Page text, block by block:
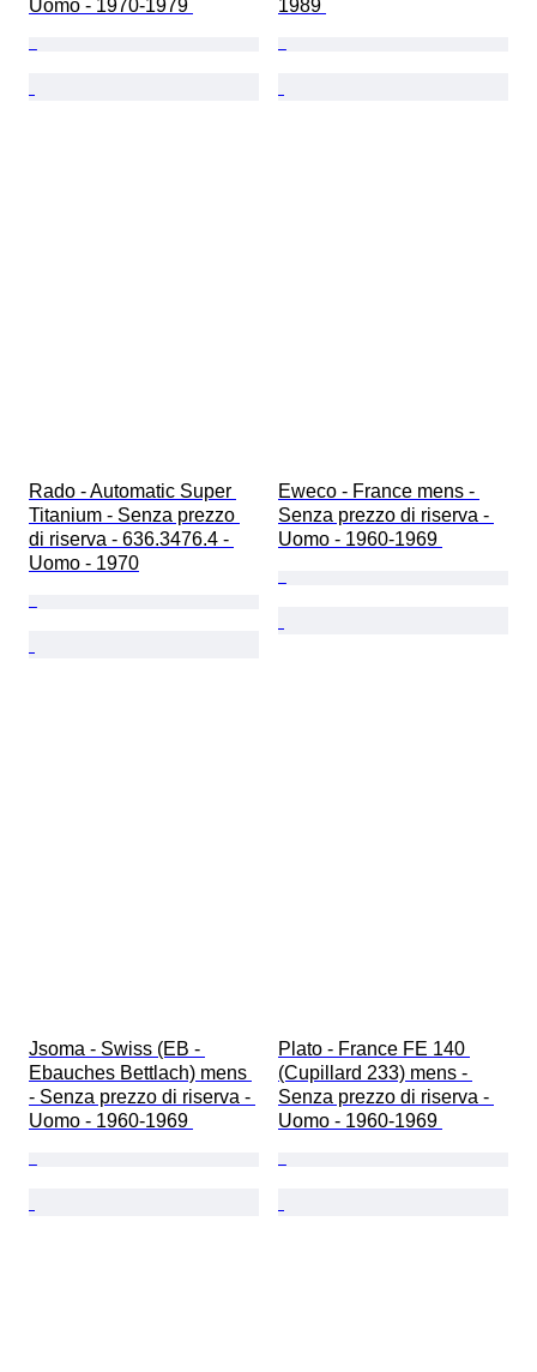
Uomo - 1970-1979 1989
Rado - Automatic Super
Titanium - Senza prezzo
di riserva - 636.3476.4 -
Uomo - 1970
Eweco - France mens -
Senza prezzo di riserva -
Uomo - 1960-1969
Jsoma - Swiss (EB -
Ebauches Bettlach) mens
- Senza prezzo di riserva -
Uomo - 1960-1969
Plato - France FE 140
(Cupillard 233) mens -
Senza prezzo di riserva -
Uomo - 1960-1969